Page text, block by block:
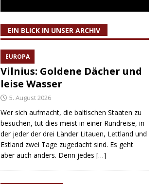
EIN BLICK IN UNSER ARCHIV
EUROPA
Vilnius: Goldene Dächer und
leise Wasser
5. August 2026
Wer sich aufmacht, die baltischen Staaten zu
besuchen, tut dies meist in einer Rundreise, in
der jeder der drei Länder Litauen, Lettland und
Estland zwei Tage zugedacht sind. Es geht
aber auch anders. Denn jedes […]